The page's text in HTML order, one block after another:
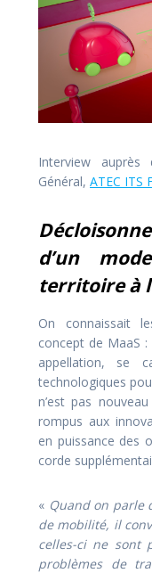
Interview auprès
Général, ATEC ITS
d’un
territoire à
On connaissait
concept de MaaS
appellation, se
technologiques
n’est pas
rompus aux
en puissance des
corde
« Quand on parle
de mobilité, il
celles-ci ne sont
problèmes de